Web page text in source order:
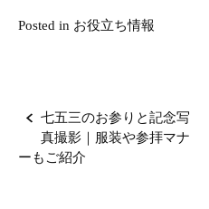
Posted in お役立ち情報
s
七五三のお参りと記念写
真撮影｜服装や参拝マナ
ーもご紹介